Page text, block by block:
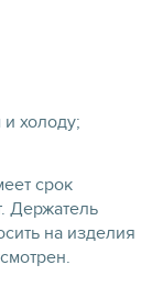
холоду;
срок
Держатель
на изделия